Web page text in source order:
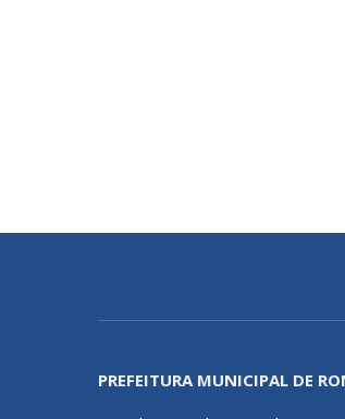
PREFEITURA MUNICIPAL DE